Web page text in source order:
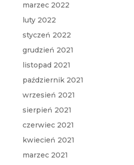
marzec 2022
luty 2022
styczeń 2022
grudzień 2021
listopad 2021
październik 2021
wrzesień 2021
sierpień 2021
czerwiec 2021
kwiecień 2021
marzec 2021